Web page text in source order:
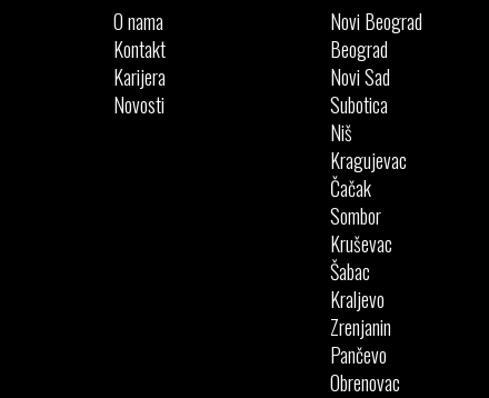
O nama
Kontakt
Karijera
Novosti
Novi Beograd
Beograd
Novi Sad
Subotica
Niš
Kragujevac
Čačak
Sombor
Kruševac
Šabac
Kraljevo
Zrenjanin
Pančevo
Obrenovac